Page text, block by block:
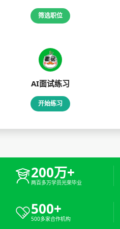
筛选职位
AI面试练习
开始练习
200万+
两百多万学员光荣毕业
500+
500多家合作机构